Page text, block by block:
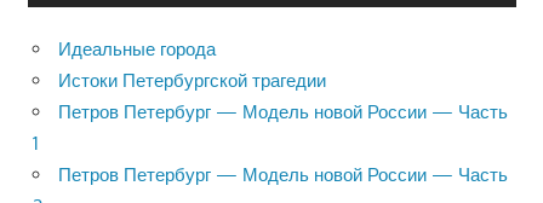
Идеальные города
Истоки Петербургской трагедии
Петров Петербург — Модель новой России — Часть
1
Петров Петербург — Модель новой России — Часть